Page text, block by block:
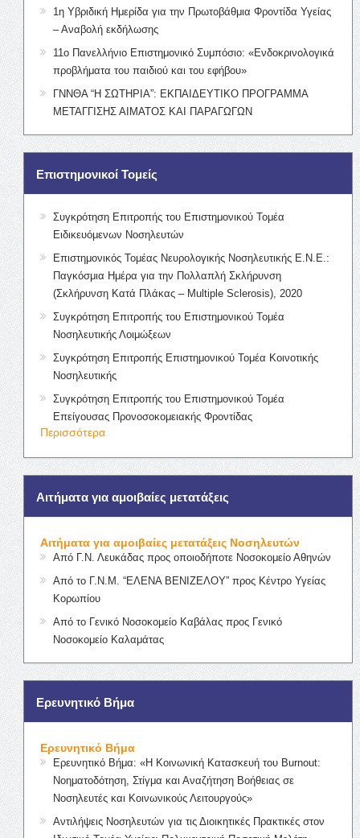
1η Υβριδική Ημερίδα για την Πρωτοβάθμια Φροντίδα Υγείας
– Αναβολή εκδήλωσης
11ο Πανελλήνιο Επιστημονικό Συμπόσιο: «Ενδοκρινολογικά
προβλήματα του παιδιού και του εφήβου»
ΓΝΝΘΑ “Η ΣΩΤΗΡΙΑ”: ΕΚΠΑΙΔΕΥΤΙΚΟ ΠΡΟΓΡΑΜΜΑ
ΜΕΤΑΓΓΙΣΗΣ ΑΙΜΑΤΟΣ ΚΑΙ ΠΑΡΑΓΩΓΩΝ
Επιστημονικοί Τομείς
Συγκρότηση Επιτροπής του Επιστημονικού Τομέα
Ειδικευόμενων Νοσηλευτών
Επιστημονικός Τομέας Νευρολογικής Νοσηλευτικής Ε.Ν.Ε.:
Παγκόσμια Ημέρα για την Πολλαπλή Σκλήρυνση
(Σκλήρυνση Κατά Πλάκας – Multiple Sclerosis), 2020
Συγκρότηση Επιτροπής του Επιστημονικού Τομέα
Νοσηλευτικής Λοιμώξεων
Συγκρότηση Επιτροπής Επιστημονικού Τομέα Κοινοτικής
Νοσηλευτικής
Συγκρότηση Επιτροπής του Επιστημονικού Τομέα
Επείγουσας Προνοσοκομειακής Φροντίδας
Περισσότερα
Αιτήματα για αμοιβαίες μετατάξεις
Αιτήματα για αμοιβαίες μετατάξεις Νοσηλευτών
Από Γ.Ν. Λευκάδας προς οποιοδήποτε Νοσοκομείο Αθηνών
Από το Γ.Ν.Μ. “ΕΛΕΝΑ ΒΕΝΙΖΕΛΟΥ” προς Κέντρο Υγείας
Κορωπίου
Από το Γενικό Νοσοκομείο Καβάλας προς Γενικό
Νοσοκομείο Καλαμάτας
Ερευνητικό Βήμα
Ερευνητικό Βήμα
Ερευνητικό Βήμα: «Η Κοινωνική Κατασκευή του Burnout:
Νοηματοδότηση, Στίγμα και Αναζήτηση Βοήθειας σε
Νοσηλευτές και Κοινωνικούς Λειτουργούς»
Αντιλήψεις Νοσηλευτών για τις Διοικητικές Πρακτικές στον